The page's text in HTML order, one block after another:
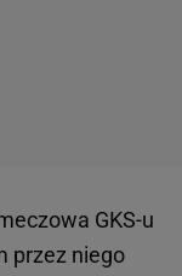
GKS-u
przez niego